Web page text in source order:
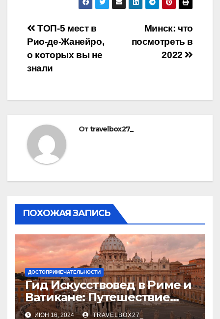
Навигация
по
записям
Минск: что
посмотреть в
2022
ТОП-5 мест в
Рио-де-Жанейро,
о которых вы не
знали
Отtravelbox27_
ПОХОЖАЯ ЗАПИСЬ
ДОСТОПРИМЕЧАТЕЛЬНОСТИ
Гид Искусствовед в Риме и
Ватикане: Путешествие
Сквозь Века Искусства
ИЮН 16, 2024 TRAVELBOX27_